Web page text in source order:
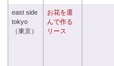
east side
tokyo
（東京）
お花を選
んで作る
リース